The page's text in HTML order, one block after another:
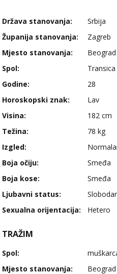
Država stanovanja:
Srbija
Županija stanovanja:
Zagreb
Mjesto stanovanja:
Beograd
Spol:
Transica
Godine:
28
Horoskopski znak:
Lav
Visina:
182 cm
Težina:
78 kg
Izgled:
Boja očiju:
Smeđa
Boja kose:
Smeđa
Ljubavni status:
Sexualna orijentacija:
Hetero
TRAŽIM
Spol:
Mjesto stanovanja:
Beograd